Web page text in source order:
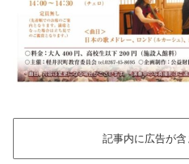
記事内に広告が含